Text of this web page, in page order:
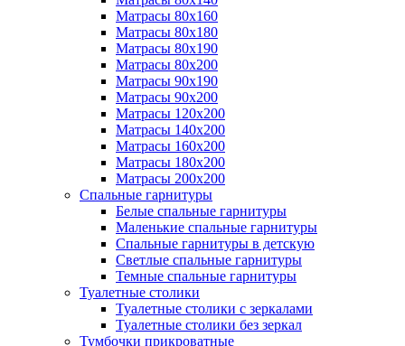
Матрасы 80х160
Матрасы 80х180
Матрасы 80х190
Матрасы 80х200
Матрасы 90х190
Матрасы 90х200
Матрасы 120х200
Матрасы 140х200
Матрасы 160х200
Матрасы 180х200
Матрасы 200х200
Спальные гарнитуры
Белые спальные гарнитуры
Маленькие спальные гарнитуры
Спальные гарнитуры в детскую
Светлые спальные гарнитуры
Темные спальные гарнитуры
Туалетные столики
Туалетные столики с зеркалами
Туалетные столики без зеркал
Тумбочки прикроватные